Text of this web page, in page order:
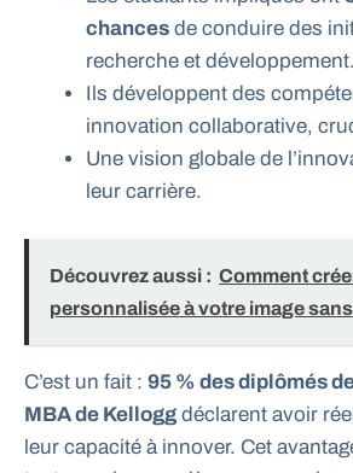
chances de conduire des
recherche et développement.
Ils développent des
innovation collaborative,
Une vision globale de
leur carrière.
Découvrez aussi : Comment
personnalisée à votre image
C’est un fait : 95 % des diplômés
MBA de Kellogg déclarent avoir
leur capacité à innover. Cet